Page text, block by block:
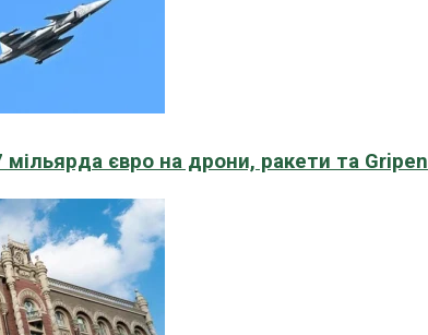
мільярда євро на дрони, ракети та Gripen